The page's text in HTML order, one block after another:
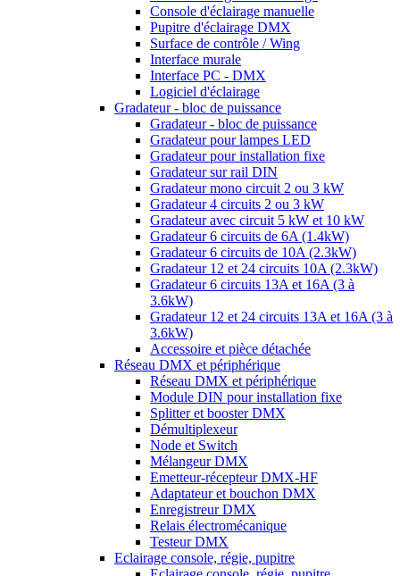
Console d'éclairage manuelle
Pupitre d'éclairage DMX
Surface de contrôle / Wing
Interface murale
Interface PC - DMX
Logiciel d'éclairage
Gradateur - bloc de puissance
Gradateur - bloc de puissance
Gradateur pour lampes LED
Gradateur pour installation fixe
Gradateur sur rail DIN
Gradateur mono circuit 2 ou 3 kW
Gradateur 4 circuits 2 ou 3 kW
Gradateur avec circuit 5 kW et 10 kW
Gradateur 6 circuits de 6A (1.4kW)
Gradateur 6 circuits de 10A (2.3kW)
Gradateur 12 et 24 circuits 10A (2.3kW)
Gradateur 6 circuits 13A et 16A (3 à
3.6kW)
Gradateur 12 et 24 circuits 13A et 16A (3 à
3.6kW)
Accessoire et pièce détachée
Réseau DMX et périphérique
Réseau DMX et périphérique
Module DIN pour installation fixe
Splitter et booster DMX
Démultiplexeur
Node et Switch
Mélangeur DMX
Emetteur-récepteur DMX-HF
Adaptateur et bouchon DMX
Enregistreur DMX
Relais électromécanique
Testeur DMX
Eclairage console, régie, pupitre